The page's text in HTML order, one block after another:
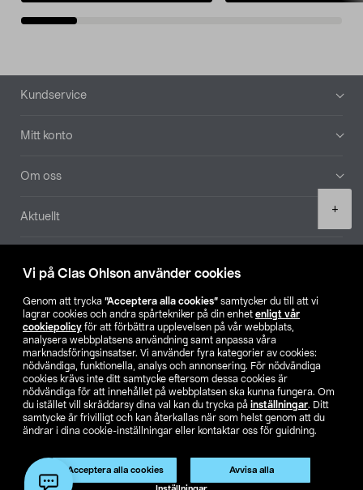
Vi på Clas Ohlson använder cookies
Genom att trycka ”Acceptera alla cookies” samtycker du till att vi
lagrar cookies och andra spårtekniker på din enhet enligt vår
cookiepolicy för att förbättra upplevelsen på vår webbplats,
analysera webbplatsens användning samt anpassa våra
marknadsföringsinsatser. Vi använder fyra kategorier av cookies:
nödvändiga, funktionella, analys och annonsering. För nödvändiga
cookies krävs inte ditt samtycke eftersom dessa cookies är
nödvändiga för att innehållet på webbplatsen ska kunna fungera. Om
du istället vill skräddarsy dina val kan du trycka på inställningar. Ditt
samtycke är frivilligt och kan återkallas när som helst genom att du
ändrar i dina cookie-inställningar eller kontaktar oss för guidning.
Acceptera alla cookies Avvisa alla
+
Sidfot
Kundservice
Mitt konto
Om oss
Aktuellt
Hitta butik
SE NO FI
Ändra till priser exklusive moms